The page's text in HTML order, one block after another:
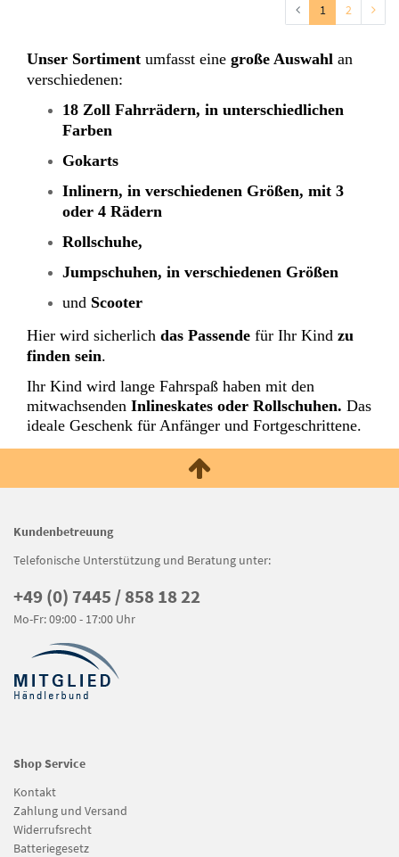
1 2
Unser Sortiment umfasst eine große Auswahl an
verschiedenen:
18 Zoll Fahrrädern, in unterschiedlichen
Farben
Gokarts
Inlinern, in verschiedenen Größen, mit 3
oder 4 Rädern
Rollschuhe,
Jumpschuhen, in verschiedenen Größen
und Scooter
Hier wird sicherlich das Passende für Ihr Kind zu
finden sein.
Ihr Kind wird lange Fahrspaß haben mit den
mitwachsenden Inlineskates oder Rollschuhen. Das
ideale Geschenk für Anfänger und Fortgeschrittene.
Kundenbetreuung
Telefonische Unterstützung und Beratung unter:
+49 (0) 7445 / 858 18 22
Mo-Fr: 09:00 - 17:00 Uhr
Shop Service
Kontakt
Zahlung und Versand
Widerrufsrecht
Batteriegesetz